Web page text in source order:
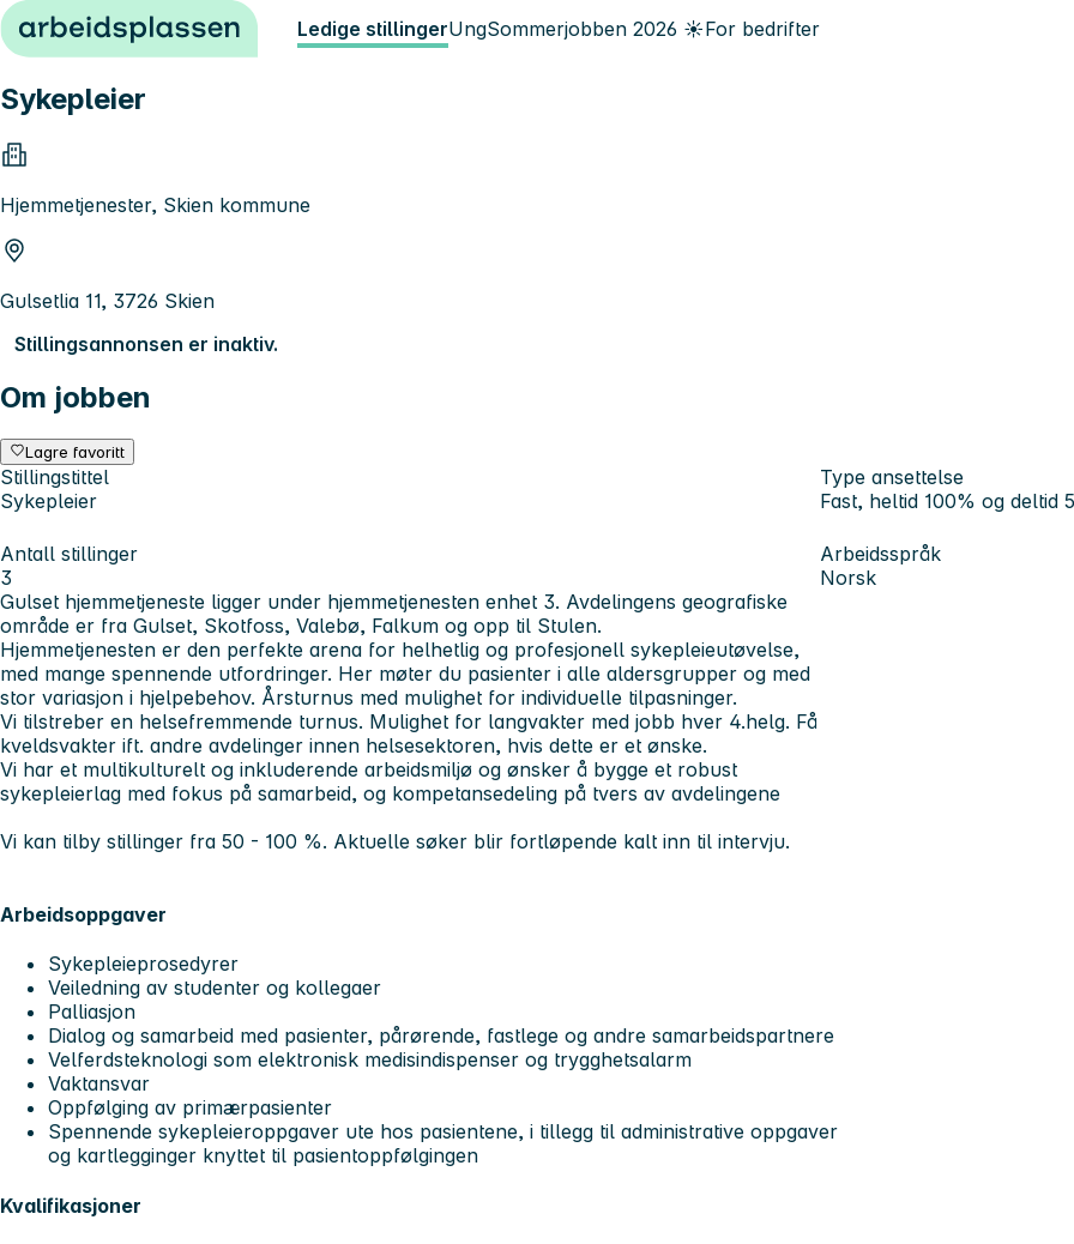
Hopp til innhold Ledige stillingerUngSommerjobben 2026 ☀️For bedrifter
Sykepleier
Hjemmetjenester, Skien kommune
Gulsetlia 11, 3726 Skien
Stillingsannonsen er inaktiv.
Om jobben
Lagre favoritt
Stillingstittel
Sykepleier
Type ansettelse
Fast, heltid 100% og deltid
Antall stillinger
3
Arbeidsspråk
Norsk
Gulset hjemmetjeneste ligger under hjemmetjenesten enhet 3. Avdelingens geografiske
område er fra Gulset, Skotfoss, Valebø, Falkum og opp til Stulen.
Hjemmetjenesten er den perfekte arena for helhetlig og profesjonell sykepleieutøvelse,
med mange spennende utfordringer. Her møter du pasienter i alle aldersgrupper og med
stor variasjon i hjelpebehov. Årsturnus med mulighet for individuelle tilpasninger.
Vi tilstreber en helsefremmende turnus. Mulighet for langvakter med jobb hver 4.helg. Få
kveldsvakter ift. andre avdelinger innen helsesektoren, hvis dette er et ønske.
Vi har et multikulturelt og inkluderende arbeidsmiljø og ønsker å bygge et robust
sykepleierlag med fokus på samarbeid, og kompetansedeling på tvers av avdelingene
Vi kan tilby stillinger fra 50 - 100 %. Aktuelle søker blir fortløpende kalt inn til intervju.
Arbeidsoppgaver
Sykepleieprosedyrer
Veiledning av studenter og kollegaer
Palliasjon
Dialog og samarbeid med pasienter, pårørende, fastlege og andre samarbeidspartnere
Velferdsteknologi som elektronisk medisindispenser og trygghetsalarm
Vaktansvar
Oppfølging av primærpasienter
Spennende sykepleieroppgaver ute hos pasientene, i tillegg til administrative oppgaver
og kartlegginger knyttet til pasientoppfølgingen
Kvalifikasjoner